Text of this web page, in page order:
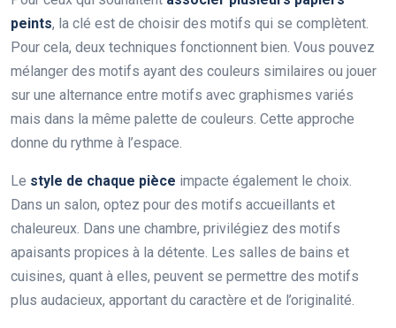
peints, la clé est de choisir des motifs qui se complètent.
Pour cela, deux techniques fonctionnent bien. Vous pouvez
mélanger des motifs ayant des couleurs similaires ou jouer
sur une alternance entre motifs avec graphismes variés
mais dans la même palette de couleurs. Cette approche
donne du rythme à l’espace.
Le style de chaque pièce impacte également le choix.
Dans un salon, optez pour des motifs accueillants et
chaleureux. Dans une chambre, privilégiez des motifs
apaisants propices à la détente. Les salles de bains et
cuisines, quant à elles, peuvent se permettre des motifs
plus audacieux, apportant du caractère et de l’originalité.